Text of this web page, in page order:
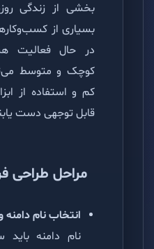
بخشی از زندگی
بسیاری از
در حال فعالیت
کوچک و متوسط
کم و استفاده از
قابل توجهی دست
مراحل طراحی
انتخاب نام
نام دامنه باید